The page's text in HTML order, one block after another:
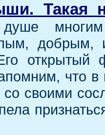
Такая
добрым,
открытый
что в
своими